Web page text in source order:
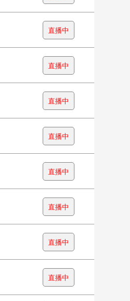
直播中
直播中
直播中
直播中
直播中
直播中
直播中
直播中